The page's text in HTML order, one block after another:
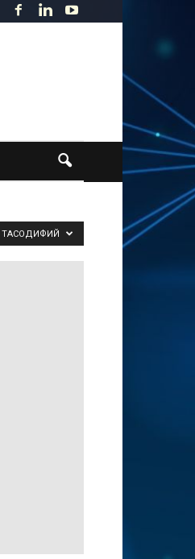
ТАСОДИФИЙ